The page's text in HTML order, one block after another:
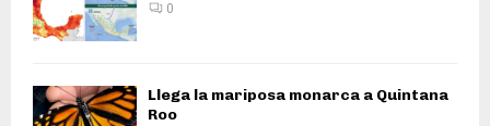
0
Llega la mariposa monarca a Quintana
Roo